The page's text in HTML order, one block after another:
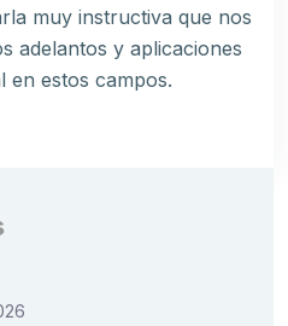
muy instructiva que nos
adelantos y aplicaciones
en estos campos.